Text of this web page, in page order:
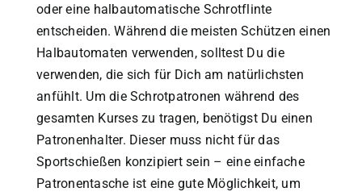
oder eine halbautomatische Schrotflinte
entscheiden.Während die meisten Schützen einen
Halbautomaten verwenden, solltest Du die
verwenden, die sich für Dich am natürlichsten
anfühlt. Um die Schrotpatronen während des
gesamten Kurses zu tragen, benötigst Du einen
Patronenhalter. Dieser muss nicht für das
Sportschießen konzipiert sein – eine einfache
Patronentasche ist eine gute Möglichkeit, um